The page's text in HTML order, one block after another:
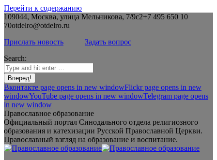
Перейти к содержанию
109044, Москва, улица Мельникова, 7/9с2+7 495 650 10
70otdelro@otdelro.ru
Прислать новость
Задать вопрос
Search:
Вконтакте page opens in new windowFlickr page opens in new
windowYouTube page opens in new windowTelegram page opens
in new window
Православное образование
Официальный портал Синодального отдела религиозного
образования и катехизации Русской Православной Церкви.
Православный взгляд на образование и воспитание.